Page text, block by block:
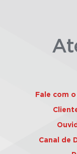
Fale com o
Canal de